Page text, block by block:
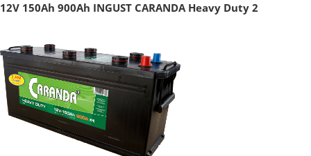
12V 150Ah 900Ah INGUST CARANDA Heavy Duty 2